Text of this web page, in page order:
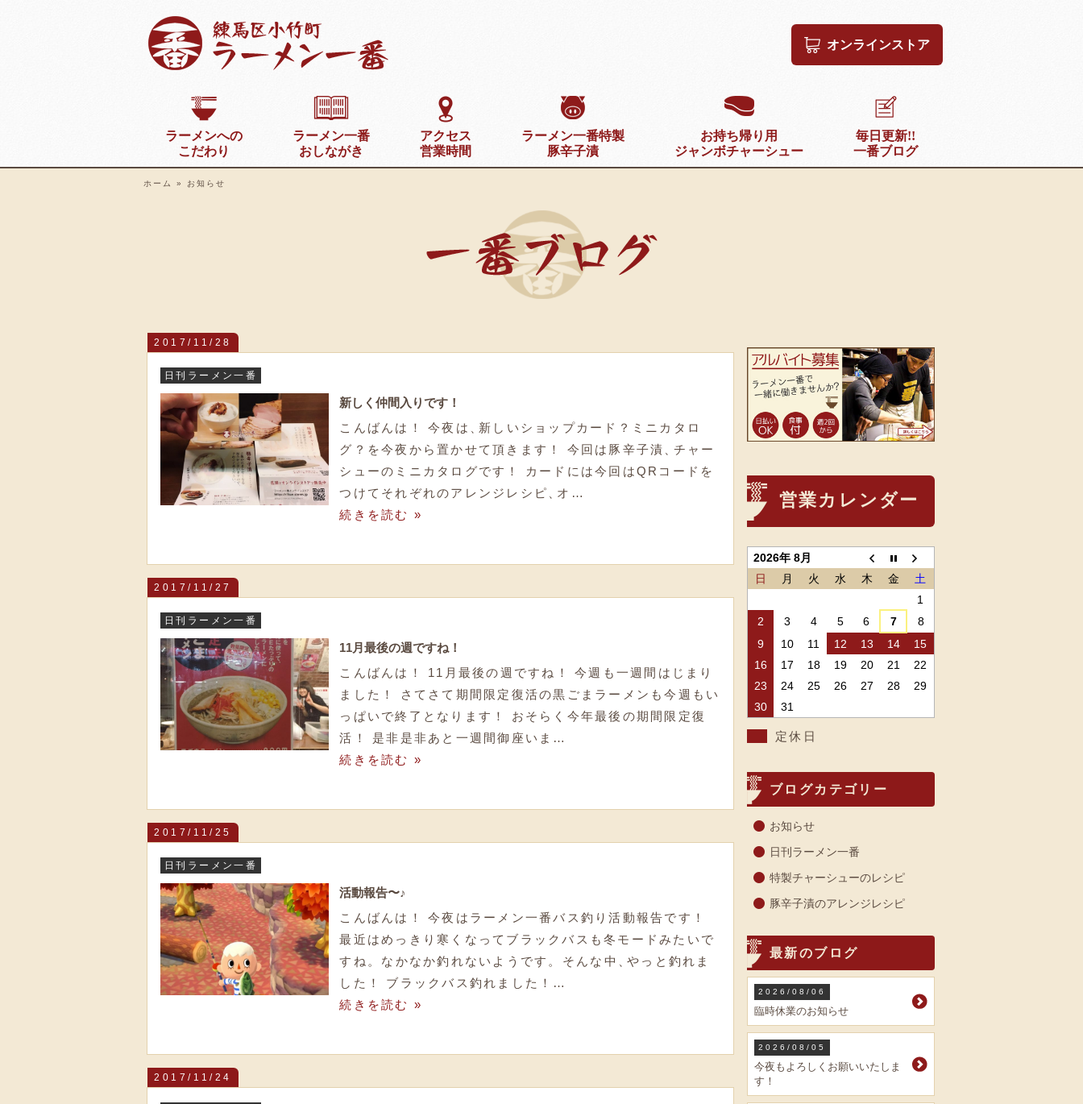
ラーメンへの
こだわり
ラーメン一番
おしながき
アクセス
営業時間
ラーメン一番特製
豚辛子漬
お持ち帰り用
ジャンボチャーシュー
毎日更新!!
一番ブログ
オンラインストア
ホーム » お知らせ
2017/11/28
日刊ラーメン一番
新しく仲間入りです！
こんばんは！ 今夜は
、新しいショップカード？ミニカタロ
グ？を今夜から置かせて頂きます！ 今回は豚辛子漬
、チャー
シューのミニカタログです！ カードには今回はQRコードを
つけてそれぞれのアレンジレシピ
、オ…
続きを読む »
2017/11/27
日刊ラーメン一番
11月最後の週ですね！
こんばんは！ 11月最後の週ですね！ 今週も一週間はじまり
ました！ さてさて期間限定復活の黒ごまラーメンも今週もい
っぱいで終了となります！ おそらく今年最後の期間限定復
活！ 是非是非あと一週間御座いま…
続きを読む »
2017/11/25
日刊ラーメン一番
活動報告〜♪
こんばんは！ 今夜はラーメン一番バス釣り活動報告です！
最近はめっきり寒くなってブラックバスも冬モードみたいで
すね 。 なかなか釣れないようです 。 そんな中 、やっと釣れま
した！ ブラックバス釣れました！…
続きを読む »
2017/11/24
営業カレンダー
2026年 8月
日
月 火 水 木 金
土
1
2
3 4 5 6 7
8
9
10 11 12 13 14
15
16
17 18 19 20 21
22
23
24 25 26 27 28
29
30
31
定休日
ブログカテゴリー
お知らせ
日刊ラーメン一番
特製チャーシューのレシピ
豚辛子漬のアレンジレシピ
最新のブログ
2026/08/06
臨時休業のお知らせ
2026/08/05
今夜もよろしくお願いいたしま
す！